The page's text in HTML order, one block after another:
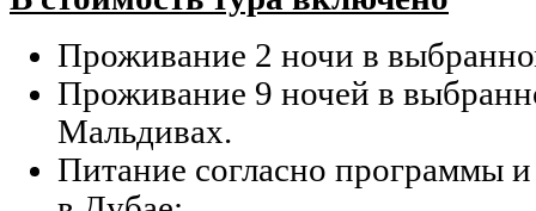
Проживание 2 ночи в
Проживание 9 ночей в
Мальдивах.
Питание согласно программы